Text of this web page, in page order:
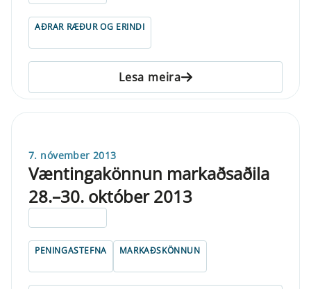
AÐRAR RÆÐUR OG ERINDI
Lesa meira
7. nóvember 2013
Væntingakönnun markaðsaðila
28.–30. október 2013
PENINGASTEFNA MARKAÐSKÖNNUN